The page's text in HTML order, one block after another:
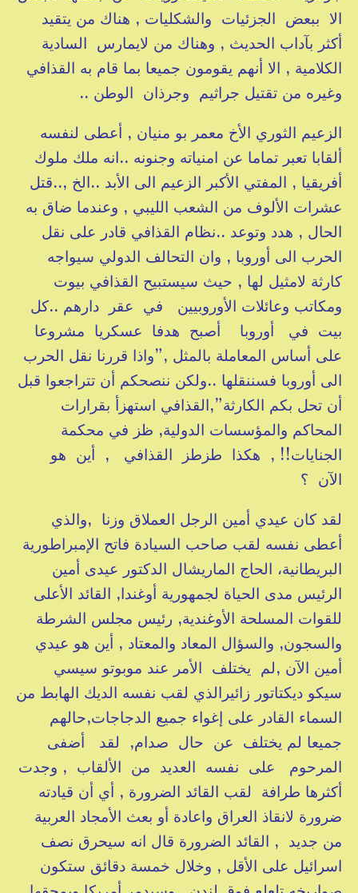
الا ببعض الجزئيات والشكليات , هناك من يتقيد
أكثر بآداب الحديث , وهناك من لايمارس السادية
الكلامية , الا أنهم يقومون جميعا بما قام به القذافي
وغيره من تقتيل جراثيم وجرذان الوطن ..
الزعيم الثوري الأخ معمر بو منيان , أعطى لنفسه
ألقابا تعبر تماما عن امنياته وجنونه ..انه ملك ملوك
أفريقيا , المفتي الأكبر الزعيم الى الأبد ..الخ ,..قتل
عشرات الألوف من الشعب الليبي , وعندما ضاق به
الحال , هدد وتوعد ..نظام القذافي قادر على نقل
الحرب الى أوروبا , وان التحالف الدولي سيواجه
كارثة لامثيل لها , حيث سيستبيح القذافي بيوت
ومكاتب وعائلات الأوروبيين في عقر دارهم ..كل
بيت في أوروبا أصبح هدفا عسكريا مشروعا
على أساس المعاملة بالمثل ,”واذا قررنا نقل الحرب
الى أوروبا فسننقلها ..ولكن ننصحكم أن تتراجعوا قبل
أن تحل بكم الكارثة”,القذافي استهزأ بقرارات
المحاكم والمؤسسات الدولية, ظز في محكمة
الجنايات!! , هكذا طزطز القذافي , أين هو
الآن ؟
لقد كان عيدي أمين الرجل العملاق وزنا ,والذي
أعطى نفسه لقب صاحب السيادة فاتح الإمبراطورية
البريطانية، الحاج الماريشال الدكتور عيدى أمين
الرئيس مدى الحياة لجمهورية أوغندا, القائد الأعلى
للقوات المسلحة الأوغندية, رئيس مجلس الشرطة
والسجون, والسؤال المعاد والمعتاد , أين هو عيدي
أمين الآن ,لم يختلف الأمر عند موبوتو سيسي
سيكو ديكتاتور زائيرالذي لقب نفسه الديك الهابط من
السماء القادر على إغواء جميع الدجاجات,حالهم
جميعا لم يختلف عن حال صدام, لقد أضفى
المرحوم على نفسه العديد من الألقاب , وجدت
أكثرها طرافة لقب القائد الضرورة , أي أن قيادته
ضرورة لانقاذ العراق واعادة أو بعث الأمجاد العربية
من جديد , القائد الضرورة قال انه سيحرق نصف
اسرائيل على الأقل , وخلال خمسة دقائق ستكون